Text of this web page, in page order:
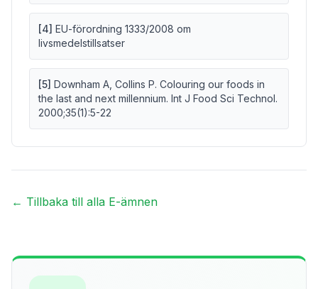
[4] EU-förordning 1333/2008 om
livsmedelstillsatser
[5] Downham A, Collins P. Colouring our foods in
the last and next millennium. Int J Food Sci Technol.
2000;35(1):5-22
← Tillbaka till alla E-ämnen